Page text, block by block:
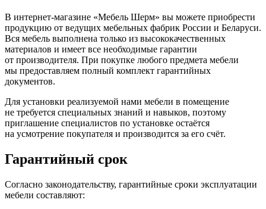
В интернет-магазине «Мебель Шерм» вы можете приобрести
продукцию от ведущих мебельных фабрик России и Беларуси.
Вся мебель выполнена только из высококачественных
материалов и имеет все необходимые гарантии
от производителя. При покупке любого предмета мебели
мы предоставляем полный комплект гарантийных
документов.
Для установки реализуемой нами мебели в помещение
не требуется специальных знаний и навыков, поэтому
приглашение специалистов по установке остаётся
на усмотрение покупателя и производится за его счёт.
Гарантийный срок
Согласно законодательству, гарантийные сроки эксплуатации
мебели составляют: